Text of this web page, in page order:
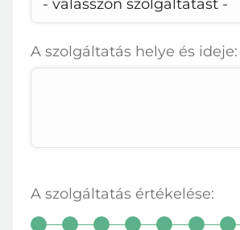
A szolgáltatás helye és ideje:
A szolgáltatás értékelése: